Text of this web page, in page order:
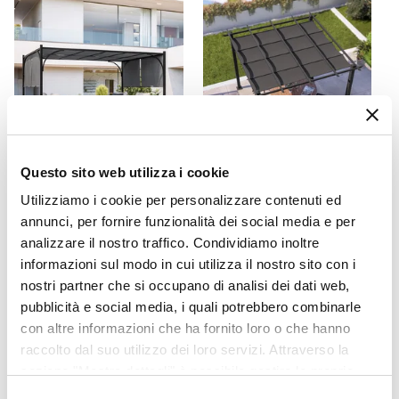
Questo sito web utilizza i cookie
Utilizziamo i cookie per personalizzare contenuti ed
annunci, per fornire funzionalità dei social media e per
analizzare il nostro traffico. Condividiamo inoltre
informazioni sul modo in cui utilizza il nostro sito con i
nostri partner che si occupano di analisi dei dati web,
pubblicità e social media, i quali potrebbero combinarle
con altre informazioni che ha fornito loro o che hanno
raccolto dal suo utilizzo dei loro servizi. Attraverso la
Braccioli
Si
Materiale Struttura
Polyrattan
Materiale Seduta
Cuscini
Inclusi
Colore Cuscino
Grigio
Caratteristiche Divano
Cuscini sfoderabili
Caratteristiche Poltrona
Tipologia
Gazebo 3x4 m tetto
scorrevole grigio e struttura
antracite - Edvige
€ 267,00
Gazebo 3x3 m in alluminio
antracite con tetto
scorrevole - Norris
€ 393,00